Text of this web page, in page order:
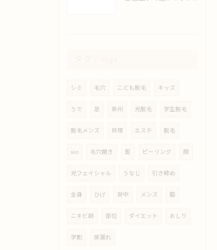
シミ 毛穴 こども脱毛 キッズ
うで 足 泉州 光脱毛 学生脱毛
脱毛メンズ 貝塚 エステ 脱毛
vio 毛穴開き 髭 ピーリング 顔
光フェイシャル うなじ 引き締め
全身 ひげ 背中 メンズ 脇
ニキビ跡 部位 ダイエット おしり
学割 尿漏れ